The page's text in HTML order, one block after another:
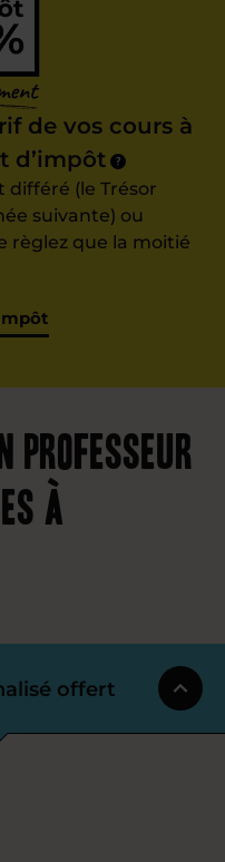
de vos cours à
d’impôt
?
différé (le Trésor
suivante) ou
règlez que la moitié
professeur
à
offert